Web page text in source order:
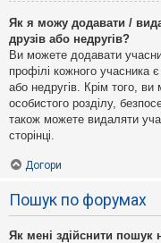
Як я можу додавати /
друзів або недругів?
Ви можете додавати
профілі кожного учасника
або недругів. Крім того,
особистого розділу,
також можете видаляти
сторінці.
Догори
Пошук по форумах
Як мені здійснити пошук